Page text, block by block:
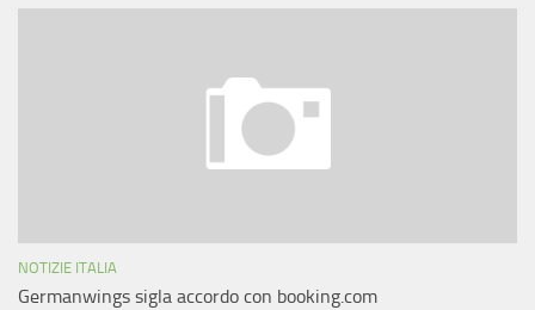
NOTIZIE ITALIA
Germanwings sigla accordo con booking.com